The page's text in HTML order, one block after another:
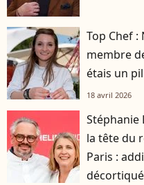
Top Chef
membre
étais un
18 avril 2026
Stéphanie
la tête du
Paris :